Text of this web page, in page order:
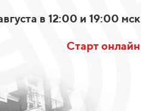
в 12:00 и 19:00 мск
Старт онлайн